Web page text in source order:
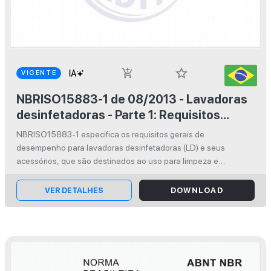
VIGENTE add_shopping_cart
star_border
NBRISO15883-1 de 08/2013 - Lavadoras
desinfetadoras - Parte 1: Requisitos
gerais, termos, definições e ensaios
NBRISO15883-1 especifica os requisitos gerais de
desempenho para lavadoras desinfetadoras (LD) e seus
acessórios, que são destinados ao uso para limpeza e
artigos utilizados no contexto da prát...
VER DETALHES DOWNLOAD